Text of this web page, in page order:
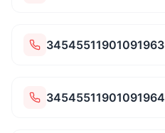
34545511901091963
34545511901091964